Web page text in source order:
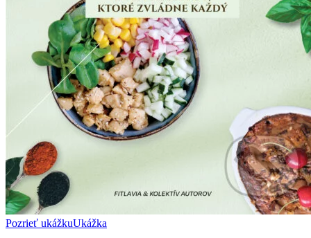
Pozrieť ukážkuUkážka